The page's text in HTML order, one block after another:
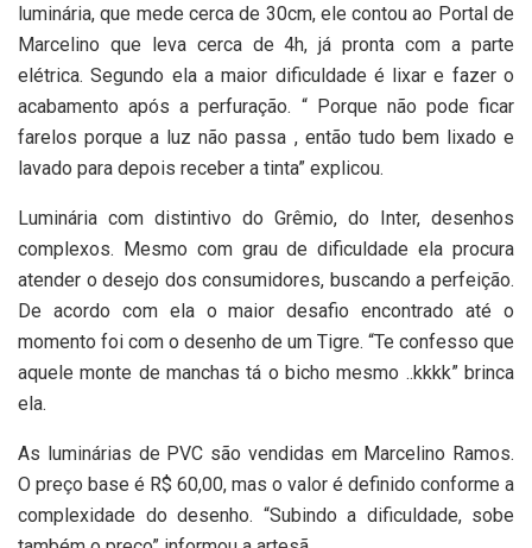
luminária, que mede cerca de 30cm, ele contou ao Portal de
Marcelino que leva cerca de 4h, já pronta com a parte
elétrica. Segundo ela a maior dificuldade é lixar e fazer o
acabamento após a perfuração. “ Porque não pode ficar
farelos porque a luz não passa , então tudo bem lixado e
lavado para depois receber a tinta” explicou.
Luminária com distintivo do Grêmio, do Inter, desenhos
complexos. Mesmo com grau de dificuldade ela procura
atender o desejo dos consumidores, buscando a perfeição.
De acordo com ela o maior desafio encontrado até o
momento foi com o desenho de um Tigre. “Te confesso que
aquele monte de manchas tá o bicho mesmo ..kkkk” brinca
ela.
As luminárias de PVC são vendidas em Marcelino Ramos.
O preço base é R$ 60,00, mas o valor é definido conforme a
complexidade do desenho. “Subindo a dificuldade, sobe